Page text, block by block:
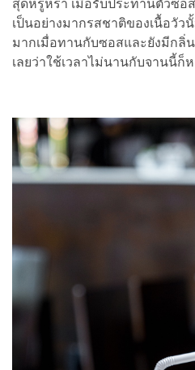
สุดหรูหรา เมื่อรับประทานตัวซอ
เป็นอย่างมากรสชาติของเนื้อวั
มากเมื่อทานกับซอสและยังมีกลิ่
เลยว่าใช้เวลาไม่นานกับจานนี้ก็